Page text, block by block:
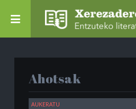
Ahotsak